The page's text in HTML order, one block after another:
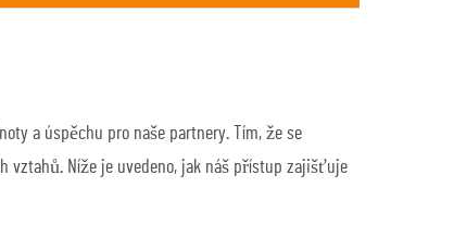
a úspěchu pro naše partnery. Tím, že se
vztahů. Níže je uvedeno, jak náš přístup zajišťuje